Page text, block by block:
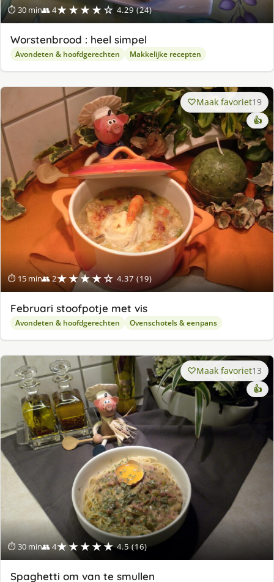
⏱ 30 min👥 4★★★★☆ 4.29 (24)
Worstenbrood : heel simpel
Avondeten & hoofdgerechten Makkelijke recepten
⏱ 15 min👥 2★★★★☆ 4.37 (19)
Maak favoriet19
👍
Februari stoofpotje met vis
Avondeten & hoofdgerechten Ovenschotels & eenpans
⏱ 30 min👥 4★★★★★ 4.5 (16)
Maak favoriet13
👍
Spaghetti om van te smullen